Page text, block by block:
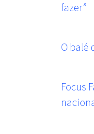
fazer”
O balé
Focus